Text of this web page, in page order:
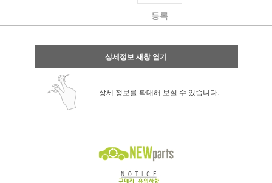
등록
상세정보 새창 열기
상세 정보를 확대해 보실 수 있습니다.